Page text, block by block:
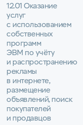
12.01 Оказание
услуг
с использованием
собственных
программ
ЭВМ по учёту
и распространению
рекламы
в интернете,
размещение
объявлений, поиск
покупателей
и продавцов